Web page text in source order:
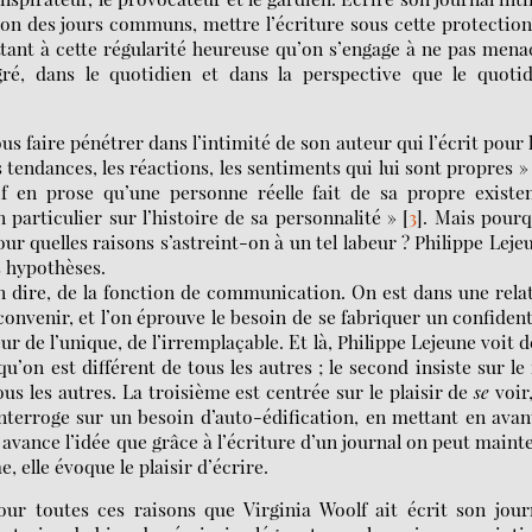
des jours communs, mettre l’écriture sous cette
à cette régularité heureuse qu’on s’engage à ne pas
dans le quotidien et dans la perspective que le
faire pénétrer dans l’intimité de son auteur qui l’écrit
les réactions, les sentiments qui lui sont propres »
prose qu’une personne réelle fait de sa propre
particulier sur l’histoire de sa personnalité » [3]. Mais
quelles raisons s’astreint-on à un tel labeur ? Philippe
de la fonction de communication. On est dans une
et l’on éprouve le besoin de se fabriquer un
de l’unique, de l’irremplaçable. Et là, Philippe Lejeune voit
est différent de tous les autres ; le second insiste sur
les autres. La troisième est centrée sur le plaisir dese
sur un besoin d’auto-édification, en mettant en
l’idée que grâce à l’écriture d’un journal on peut
elle évoque le plaisir d’écrire.
toutes ces raisons que Virginia Woolf ait écrit son